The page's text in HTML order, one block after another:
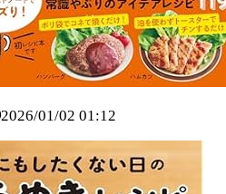
2026/01/02 01:12